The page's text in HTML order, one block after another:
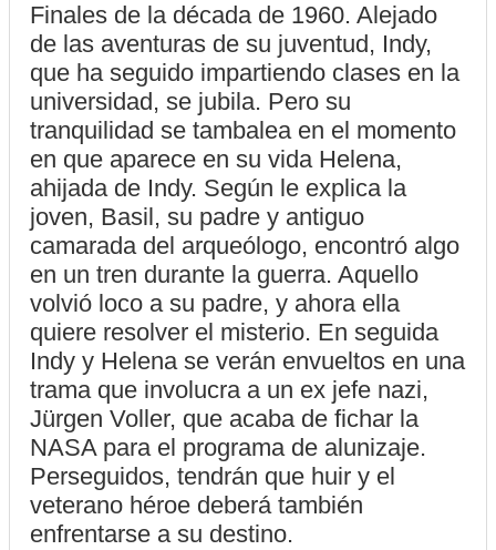
Finales de la década de 1960. Alejado
de las aventuras de su juventud, Indy,
que ha seguido impartiendo clases en la
universidad, se jubila. Pero su
tranquilidad se tambalea en el momento
en que aparece en su vida Helena,
ahijada de Indy. Según le explica la
joven, Basil, su padre y antiguo
camarada del arqueólogo, encontró algo
en un tren durante la guerra. Aquello
volvió loco a su padre, y ahora ella
quiere resolver el misterio. En seguida
Indy y Helena se verán envueltos en una
trama que involucra a un ex jefe nazi,
Jürgen Voller, que acaba de fichar la
NASA para el programa de alunizaje.
Perseguidos, tendrán que huir y el
veterano héroe deberá también
enfrentarse a su destino.